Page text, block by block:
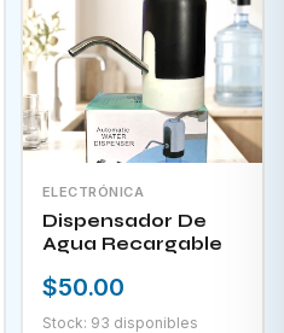
ELECTRÓNICA
Dispensador De
Agua Recargable
$50.00
Stock: 93 disponibles